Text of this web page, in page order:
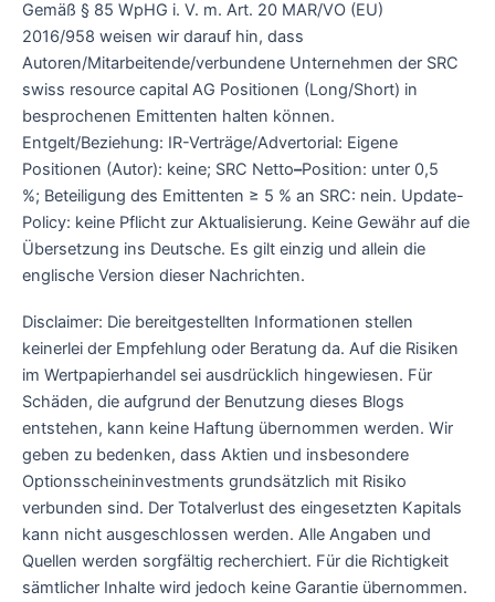
Gemäß § 85 WpHG i. V. m. Art. 20 MAR/VO (EU)
2016/958 weisen wir darauf hin, dass
Autoren/Mitarbeitende/verbundene Unternehmen der SRC
swiss resource capital AG Positionen (Long/Short) in
besprochenen Emittenten halten können.
Entgelt/Beziehung: IR-Verträge/Advertorial: Eigene
Positionen (Autor): keine; SRC Netto–Position: unter 0,5
%; Beteiligung des Emittenten ≥ 5 % an SRC: nein. Update-
Policy: keine Pflicht zur Aktualisierung. Keine Gewähr auf die
Übersetzung ins Deutsche. Es gilt einzig und allein die
englische Version dieser Nachrichten.
Disclaimer: Die bereitgestellten Informationen stellen
keinerlei der Empfehlung oder Beratung da. Auf die Risiken
im Wertpapierhandel sei ausdrücklich hingewiesen. Für
Schäden, die aufgrund der Benutzung dieses Blogs
entstehen, kann keine Haftung übernommen werden. Wir
geben zu bedenken, dass Aktien und insbesondere
Optionsscheininvestments grundsätzlich mit Risiko
verbunden sind. Der Totalverlust des eingesetzten Kapitals
kann nicht ausgeschlossen werden. Alle Angaben und
Quellen werden sorgfältig recherchiert. Für die Richtigkeit
sämtlicher Inhalte wird jedoch keine Garantie übernommen.